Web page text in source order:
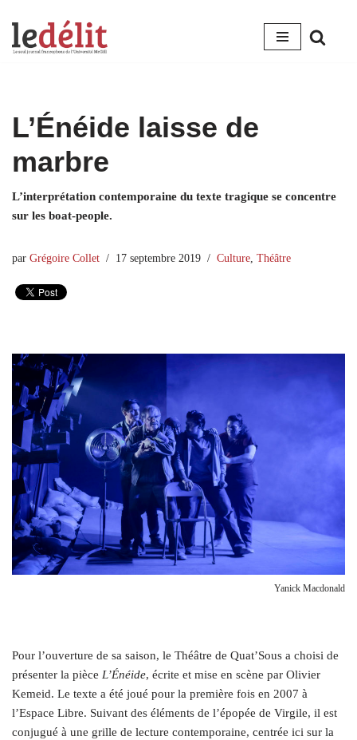
Aller
L’Énéide laisse de
marbre
L’interprétation contemporaine du texte tragique se concentre
sur les boat-people.
par Grégoire Collet 17 septembre 2019 Culture Théâtre
Yanick Macdonald
Pour l’ouverture de sa saison, le Théâtre de Quat’Sous a choisi de
présenter la pièce L’Énéide, écrite et mise en scène par Olivier
Kemeid. Le texte a été joué pour la première fois en 2007 à
l’Espace Libre. Suivant des éléments de l’épopée de Virgile, il est
conjugué à une grille de lecture contemporaine, centrée ici sur la